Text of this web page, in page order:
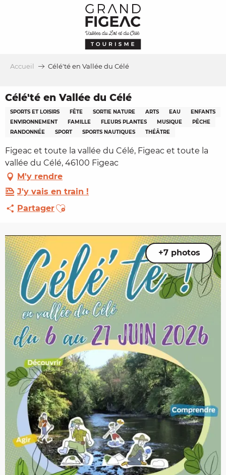
Accueil Célé'té en Vallée du Célé
Célé'té en Vallée du Célé
SPORTS ET LOISIRS FÊTE SORTIE NATURE ARTS EAU
ENFANTS
ENVIRONNEMENT
FAMILLE FLEURS PLANTES MUSIQUE
PÊCHE
RANDONNÉE
SPORT SPORTS NAUTIQUES THÉÂTRE
Figeac et toute la vallée du Célé, Figeac et toute la
vallée du Célé, 46100 Figeac
M'y rendre
J'y vais en train !
PartagerAjouter aux favoris
+7 photos